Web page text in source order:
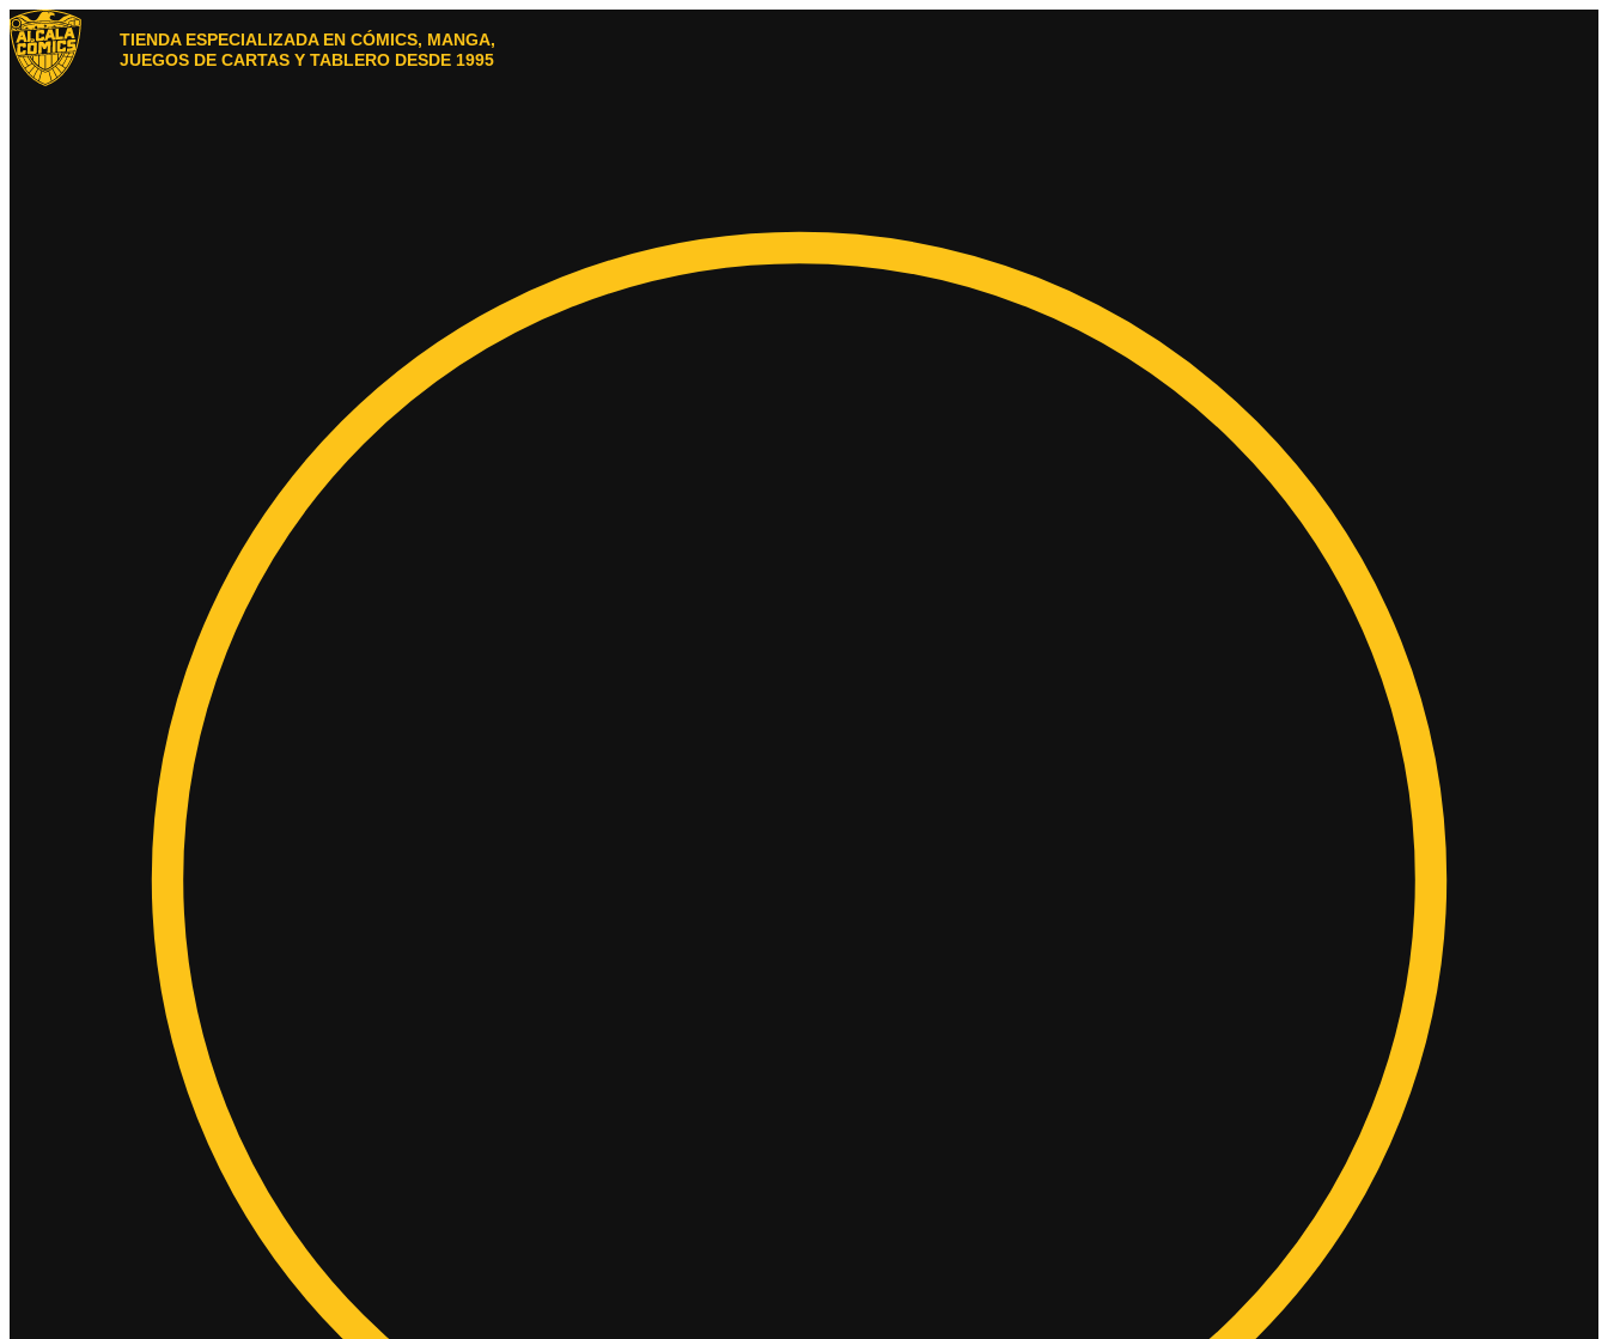
Ir
al
contenido
TIENDA ESPECIALIZADA EN CÓMICS, MANGA,
JUEGOS DE CARTAS Y TABLERO DESDE 1995